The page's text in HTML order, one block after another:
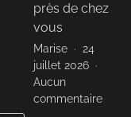
près de chez
vous
Marise
24
juillet 2026
Aucun
commentairesur